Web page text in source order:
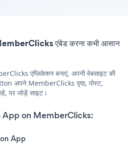
एंबेड करना कभी आसान
एप्लिकेशन बनाएं, अपनी वेबसाइट की
अपने MemberClicks पृष्ठ, पोस्ट,
पर जोड़ें साइट।
on MemberClicks:
App